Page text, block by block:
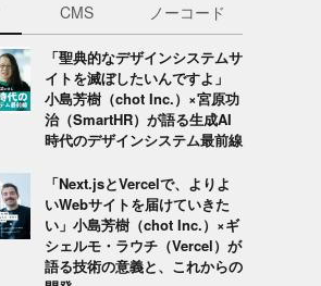
CMS ノーコード
「聖典的なデザインシステムサ
イトを滅ぼしたいんですよ」
小島芳樹（chot Inc.）×宮原功
治（SmartHR）が語る生成AI
時代のデザインシステム最前線
「Next.jsとVercelで、よりよ
いWebサイトを届けていきた
い」小島芳樹（chot Inc.）×ギ
シェルモ・ラウチ（Vercel）が
語る技術の意義と、これからの